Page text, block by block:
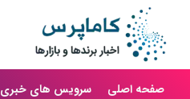
صفحه اصلی سرویس های خبری